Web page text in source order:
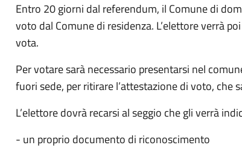
Entro 20 giorni dal referendum, il Comune di
voto dal Comune di residenza. L’elettore verrà
vota.
Per votare sarà necessario presentarsi nel
fuori sede, per ritirare l’attestazione di voto, che
L’elettore dovrà recarsi al seggio che gli verrà
- un proprio documento di riconoscimento